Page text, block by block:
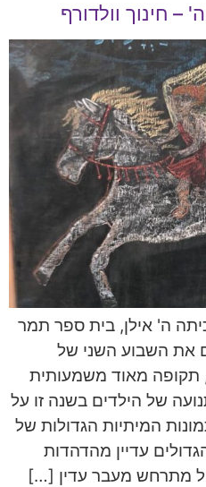
– חינוך וולדורף
ה' אילן, בית ספר תמר
את השבוע השני של
תקופה מאוד משמעותית
של הילדים בשנה זו על
המיתיות הגדולות של
עדיין מהדהדות
מתרחש מעבר עדין […]